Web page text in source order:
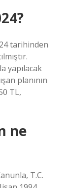
tarihinden
yapılacak
planının
TL,
ne
T.C.